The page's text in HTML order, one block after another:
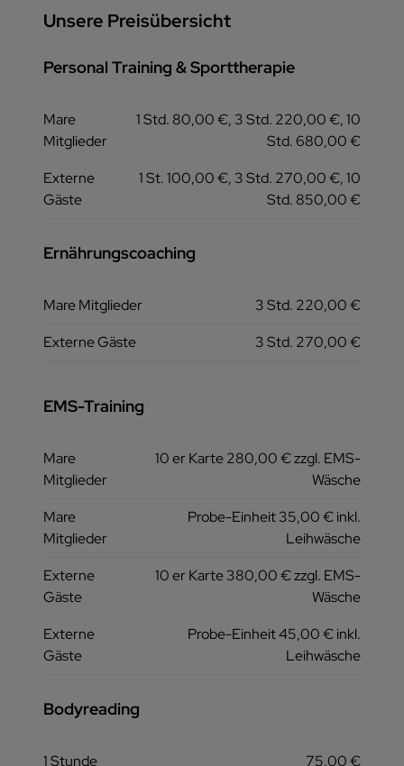
Unsere Preisübersicht
Personal Training & Sporttherapie
Mare
Mitglieder
1 Std. 80,00 €, 3 Std. 220,00 €, 10
Std. 680,00 €
Externe
Gäste
1 St. 100,00 €, 3 Std. 270,00 €, 10
Std. 850,00 €
Ernährungscoaching
Mare Mitglieder
3 Std. 220,00 €
Externe Gäste
3 Std. 270,00 €
EMS-Training
Mare
Mitglieder
10 er Karte 280,00 € zzgl. EMS-
Wäsche
Mare
Mitglieder
Probe-Einheit 35,00 € inkl.
Leihwäsche
Externe
Gäste
10 er Karte 380,00 € zzgl. EMS-
Wäsche
Externe
Gäste
Probe-Einheit 45,00 € inkl.
Leihwäsche
Bodyreading
1 Stunde 75,00 €